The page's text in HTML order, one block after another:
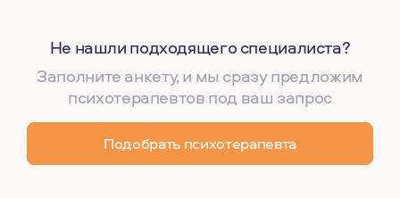
Не нашли подходящего специалиста?
Заполните анкету, и мы сразу предложим
психотерапевтов под ваш запрос
Подобрать психотерапевта